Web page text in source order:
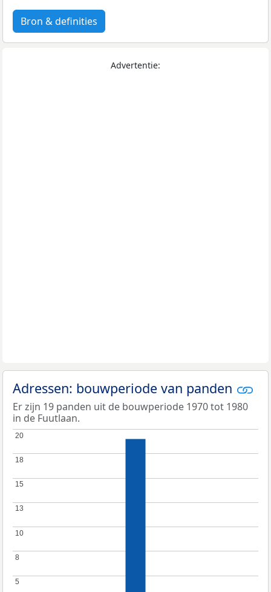
Bron & definities
Advertentie:
Adressen: bouwperiode van panden
Er zijn 19 panden uit de bouwperiode 1970 tot 1980
in de Fuutlaan.
5
5
8
8
10
10
13
13
15
15
18
18
20
20